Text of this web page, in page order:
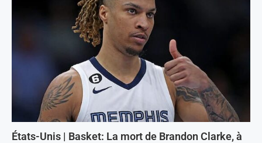
États-Unis | Basket: La mort de Brandon Clarke, à